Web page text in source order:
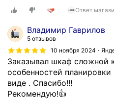
Ответ
Владимир Гаврилов
5 отзывов
10 ноября 2024
Заказывал шкаф сложной
особенностей
виде . Спасибо!!!
Рекомендую!👍